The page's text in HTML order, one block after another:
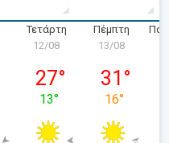
Τετάρτη
Τετάρτη 12/08
12/08
27°
13°
Πέμπτη
13/08
31 °
16°